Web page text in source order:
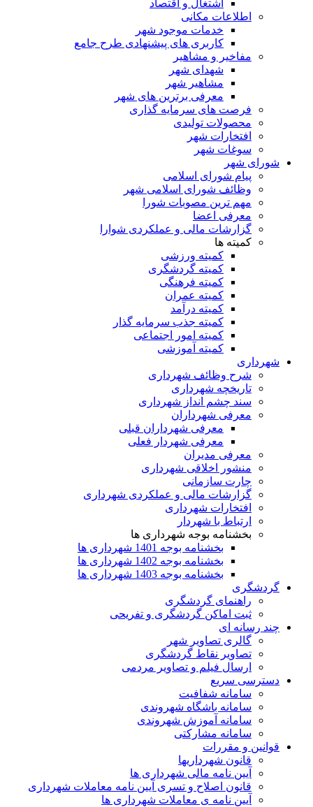
اشتغال و اقتصاد
اطلاعات مکانی
خدمات موجود شهر
کاربری های پیشنهادی طرح جامع
مفاخیر و مشاهیر
شهدای شهر
مشاهیر شهر
معرفی برترین های شهر
فرصت های سرمایه گذاری
محصولات تولیدی
افتخارات شهر
سوغات شهر
شورای شهر
پیام شورای اسلامی
وظائف شورای اسلامی شهر
مهم ترین مصوبات شورا
معرفی اعضا
گزارشات مالی و عملکردی شوارا
کمیته ها
کمیته ورزشی
کمیته گردشگری
کمیته فرهنگی
کمیته عمران
کمیته درآمد
کمیته جذب سرمایه گذار
کمیته امور اجتماعی
کمیته آموزشی
شهرداری
شرح وظائف شهرداری
تاریخچه شهرداری
سند چشم انداز شهرداری
معرفی شهرداران
معرفی شهرداران قبلی
معرفی شهردار فعلی
معرفی مدیران
منشور اخلاقی شهرداری
چارت سازمانی
گزارشات مالی و عملکردی شهرداری
افتخارات شهرداری
ارتباط با شهردار
بخشنامه بوجه شهرداری ها
بخشنامه بوجه 1401 شهرداری ها
بخشنامه بوجه 1402 شهرداری ها
بخشنامه بوجه 1403 شهرداری ها
گردشگری
راهنمای گردشگری
ثبت اماکن گردشگری و تفریحی
چند رسانه ای
گالری تصاویر شهر
تصاویر نقاط گردشگری
ارسال فیلم و تصاویر مردمی
دسترسی سریع
سامانه شفافیت
سامانه باشگاه شهروندی
سامانه آموزش شهروندی
سامانه مشارکتی
قوانین و مقررات
قانون شهرداریها
آیین نامه مالی شهرداری ها
قانون اصلاح و تسری آیین نامه معاملات شهرداری
آیین نامه ی معاملات شهرداری ها